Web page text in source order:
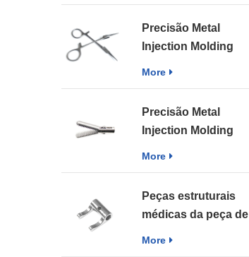
injeção de metal de
precisão
Precisão Metal
Injection Molding
More
Precisão Metal
Injection Molding
Forceps
More
Peças estruturais
médicas da peça de
More